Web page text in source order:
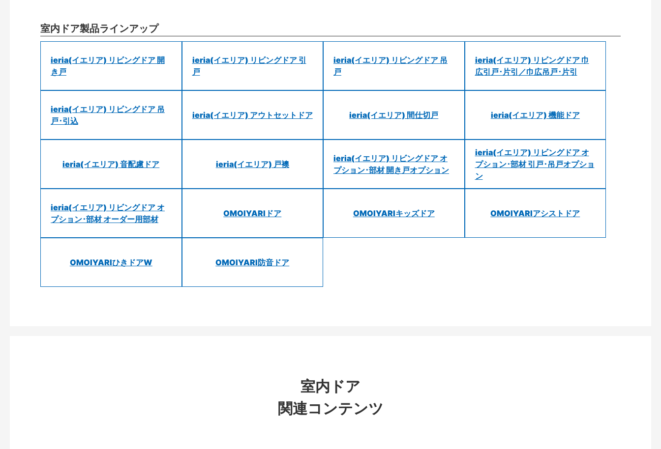
室内ドア製品ラインアップ
ieria(イエリア) リビングドア 開
き戸
ieria(イエリア) リビングドア 引
戸
ieria(イエリア) リビングドア 吊
戸
ieria(イエリア) リビングドア 巾
広引戸･片引／巾広吊戸･片引
ieria(イエリア) リビングドア 吊
戸･引込
ieria(イエリア) アウトセットドア ieria(イエリア) 間仕切戸 ieria(イエリア) 機能ドア
ieria(イエリア) 音配慮ドア ieria(イエリア) 戸襖
ieria(イエリア) リビングドア オ
プション･部材 開き戸オプション
ieria(イエリア) リビングドア オ
プション･部材 引戸･吊戸オプショ
ン
ieria(イエリア) リビングドア オ
プション･部材 オーダー用部材
OMOIYARIドア OMOIYARIキッズドア OMOIYARIアシストドア
OMOIYARIひきドアW OMOIYARI防音ドア
室内ドア
関連コンテンツ